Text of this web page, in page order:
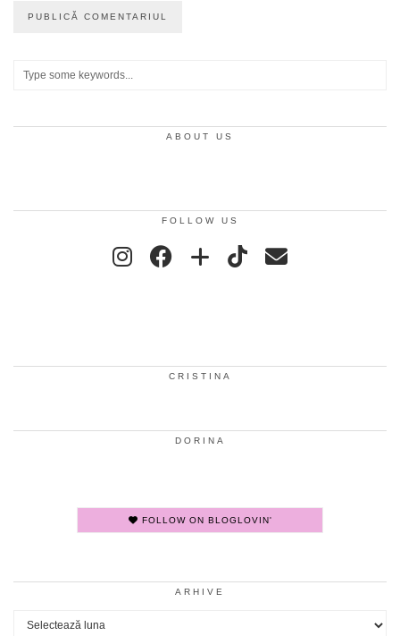
ABOUT US
FOLLOW US
CRISTINA
DORINA
FOLLOW ON BLOGLOVIN'
ARHIVE
Arhive